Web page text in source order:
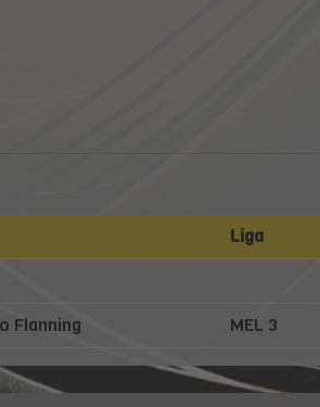
Liga
Flanning MEL 3